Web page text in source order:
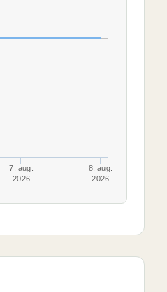
7. aug.
2026
8. aug.
2026